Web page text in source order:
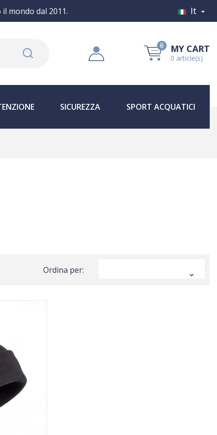
mondo dal 2011. It 
0 MY CART
0 article(s)
SICUREZZA SPORT ACQUATICI
Ordina per: 